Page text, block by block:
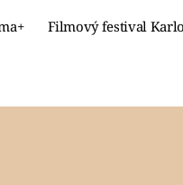
Filmový festival